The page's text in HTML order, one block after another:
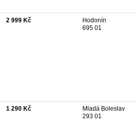
2 999 Kč
Hodonín
695 01
1 290 Kč
Mladá Boleslav
293 01